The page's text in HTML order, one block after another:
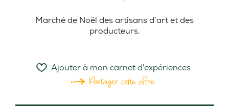
Marché de Noël des artisans d’art et des
producteurs.
Ajouter à mon carnet d'expériences
Partager cette offre